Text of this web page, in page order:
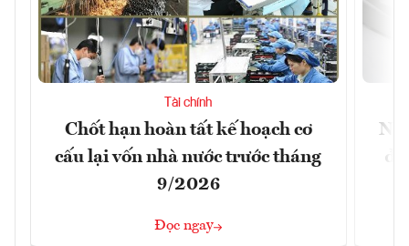
Tài chính
Chốt hạn hoàn tất kế hoạch cơ
cấu lại vốn nhà nước trước tháng
9/2026
Đọc ngay